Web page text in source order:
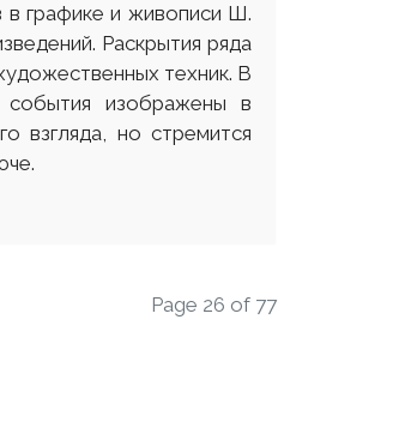
и живописи Ш.
Раскрытия ряда
техник. В
события изображены в
взгляда, но стремится
Page 26 of 77